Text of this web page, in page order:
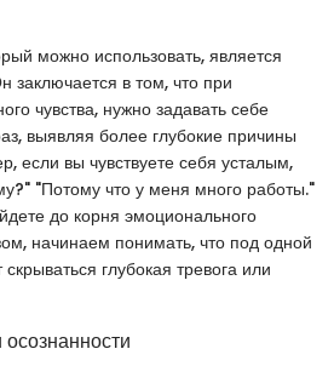
можно использовать, является
заключается в том, что при
чувства, нужно задавать себе
выявляя более глубокие причины
если вы чувствуете себя усталым,
"Потому что у меня много работы."
до корня эмоционального
начинаем понимать, что под одной
глубокая тревога или